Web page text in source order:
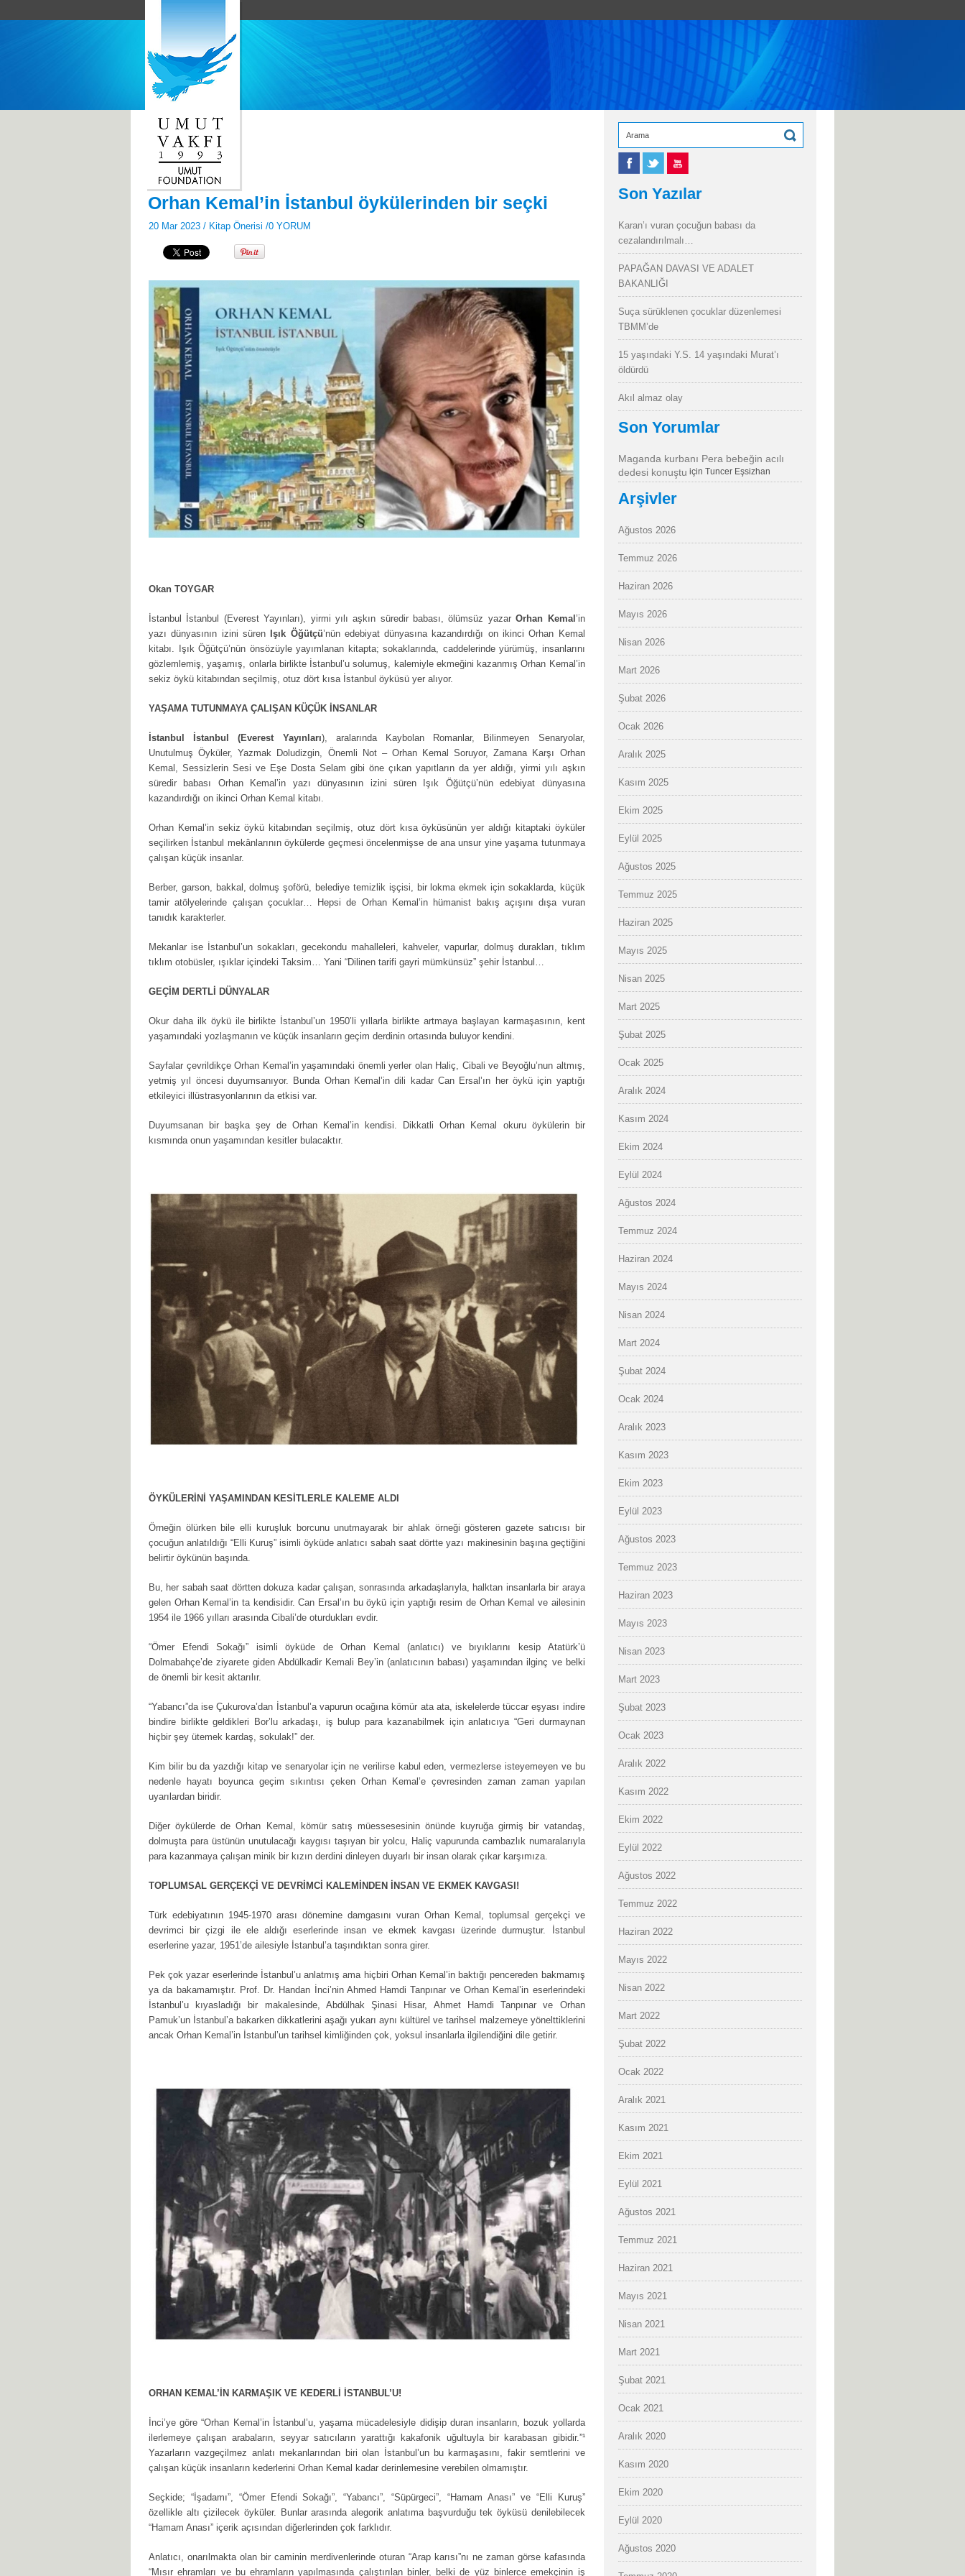
Orhan Kemal’in İstanbul öykülerinden bir seçki
20 Mar 2023 / Kitap Önerisi /0 YORUM
Okan TOYGAR
İstanbul İstanbul (Everest Yayınları), yirmi yılı aşkın süredir babası, ölümsüz yazarOrhan Kemal ’in
yazı dünyasının izini süren
Işık Öğütçü’nün edebiyat dünyasına kazandırdığı on ikinci Orhan Kemal
kitabı. Işık Öğütçü’nün önsözüyle yayımlanan kitapta; sokaklarında, caddelerinde yürümüş, insanlarını
gözlemlemiş, yaşamış, onlarla birlikte İstanbul’u solumuş, kalemiyle ekmeğini kazanmış Orhan Kemal’in
sekiz öykü kitabından seçilmiş, otuz dört kısa İstanbul öyküsü yer alıyor.
YAŞAMA TUTUNMAYA ÇALIŞAN KÜÇÜK İNSANLAR
İstanbul İstanbul (Everest Yayınları), aralarında Kaybolan Romanlar, Bilinmeyen Senaryolar,
Unutulmuş Öyküler, Yazmak Doludizgin, Önemli Not – Orhan Kemal Soruyor, Zamana Karşı Orhan
Kemal, Sessizlerin Sesi ve Eşe Dosta Selam gibi öne çıkan yapıtların da yer aldığı, yirmi yılı aşkın
süredir babası Orhan Kemal’in yazı dünyasının izini süren Işık Öğütçü’nün edebiyat dünyasına
kazandırdığı on ikinci Orhan Kemal kitabı.
Orhan Kemal’in sekiz öykü kitabından seçilmiş, otuz dört kısa öyküsünün yer aldığı kitaptaki öyküler
seçilirken İstanbul mekânlarının öykülerde geçmesi öncelenmişse de ana unsur yine yaşama tutunmaya
çalışan küçük insanlar.
Berber, garson, bakkal, dolmuş şoförü, belediye temizlik işçisi, bir lokma ekmek için sokaklarda, küçük
tamir atölyelerinde çalışan çocuklar… Hepsi de Orhan Kemal’in hümanist bakış açışını dışa vuran
tanıdık karakterler.
Mekanlar ise İstanbul’un sokakları, gecekondu mahalleleri, kahveler, vapurlar, dolmuş durakları, tıklım
tıklım otobüsler, ışıklar içindeki Taksim… Yani “Dilinen tarifi gayri mümkünsüz” şehir İstanbul…
GEÇİM DERTLİ DÜNYALAR
Okur daha ilk öykü ile birlikte İstanbul’un 1950’li yıllarla birlikte artmaya başlayan karmaşasının, kent
yaşamındaki yozlaşmanın ve küçük insanların geçim derdinin ortasında buluyor kendini.
Sayfalar çevrildikçe Orhan Kemal’in yaşamındaki önemli yerler olan Haliç, Cibali ve Beyoğlu’nun altmış,
yetmiş yıl öncesi duyumsanıyor. Bunda Orhan Kemal’in dili kadar Can Ersal’ın her öykü için yaptığı
etkileyici illüstrasyonlarının da etkisi var.
Duyumsanan bir başka şey de Orhan Kemal’in kendisi. Dikkatli Orhan Kemal okuru öykülerin bir
kısmında onun yaşamından kesitler bulacaktır.
ÖYKÜLERİNİ YAŞAMINDAN KESİTLERLE KALEME ALDI
Örneğin ölürken bile elli kuruşluk borcunu unutmayarak bir ahlak örneği gösteren gazete satıcısı bir
çocuğun anlatıldığı “Elli Kuruş” isimli öyküde anlatıcı sabah saat dörtte yazı makinesinin başına geçtiğini
belirtir öykünün başında.
Bu, her sabah saat dörtten dokuza kadar çalışan, sonrasında arkadaşlarıyla, halktan insanlarla bir araya
gelen Orhan Kemal’in ta kendisidir. Can Ersal’ın bu öykü için yaptığı resim de Orhan Kemal ve ailesinin
1954 ile 1966 yılları arasında Cibali’de oturdukları evdir.
“Ömer Efendi Sokağı” isimli öyküde de Orhan Kemal (anlatıcı) ve bıyıklarını kesip Atatürk’ü
Dolmabahçe’de ziyarete giden Abdülkadir Kemali Bey’in (anlatıcının babası) yaşamından ilginç ve belki
de önemli bir kesit aktarılır.
“Yabancı”da ise Çukurova’dan İstanbul’a vapurun ocağına kömür ata ata, iskelelerde tüccar eşyası indire
bindire birlikte geldikleri Bor’lu arkadaşı, iş bulup para kazanabilmek için anlatıcıya “Geri durmaynan
hiçbir şey ütemek kardaş, sokulak!” der.
Kim bilir bu da yazdığı kitap ve senaryolar için ne verilirse kabul eden, vermezlerse isteyemeyen ve bu
nedenle hayatı boyunca geçim sıkıntısı çeken Orhan Kemal’e çevresinden zaman zaman yapılan
uyarılardan biridir.
Diğer öykülerde de Orhan Kemal, kömür satış müessesesinin önünde kuyruğa girmiş bir vatandaş,
dolmuşta para üstünün unutulacağı kaygısı taşıyan bir yolcu, Haliç vapurunda cambazlık numaralarıyla
para kazanmaya çalışan minik bir kızın derdini dinleyen duyarlı bir insan olarak çıkar karşımıza.
TOPLUMSAL GERÇEKÇİ VE DEVRİMCİ KALEMİNDEN İNSAN VE EKMEK KAVGASI!
Türk edebiyatının 1945-1970 arası dönemine damgasını vuran Orhan Kemal, toplumsal gerçekçi ve
devrimci bir çizgi ile ele aldığı eserlerinde insan ve ekmek kavgası üzerinde durmuştur. İstanbul
eserlerine yazar, 1951’de ailesiyle İstanbul’a taşındıktan sonra girer.
Pek çok yazar eserlerinde İstanbul’u anlatmış ama hiçbiri Orhan Kemal’in baktığı pencereden bakmamış
ya da bakamamıştır. Prof. Dr. Handan İnci’nin Ahmed Hamdi Tanpınar ve Orhan Kemal’in eserlerindeki
İstanbul’u kıyasladığı bir makalesinde, Abdülhak Şinasi Hisar, Ahmet Hamdi Tanpınar ve Orhan
Pamuk’un İstanbul’a bakarken dikkatlerini aşağı yukarı aynı kültürel ve tarihsel malzemeye yönelttiklerini
ancak Orhan Kemal’in İstanbul’un tarihsel kimliğinden çok, yoksul insanlarla ilgilendiğini dile getirir.
ORHAN KEMAL’İN KARMAŞIK VE KEDERLİ İSTANBUL’U!
İnci’ye göre “Orhan Kemal’in İstanbul’u, yaşama mücadelesiyle didişip duran insanların, bozuk yollarda
ilerlemeye çalışan arabaların, seyyar satıcıların yarattığı kakafonik uğultuyla bir karabasan gibidir.”¹
Yazarların vazgeçilmez anlatı mekanlarından biri olan İstanbul’un bu karmaşasını, fakir semtlerini ve
çalışan küçük insanların kederlerini Orhan Kemal kadar derinlemesine verebilen olmamıştır.
Seçkide; “İşadamı”, “Ömer Efendi Sokağı”, “Yabancı”, “Süpürgeci”, “Hamam Anası” ve “Elli Kuruş”
özellikle altı çizilecek öyküler. Bunlar arasında alegorik anlatıma başvurduğu tek öyküsü denilebilecek
“Hamam Anası” içerik açısından diğerlerinden çok farklıdır.
Anlatıcı, onarılmakta olan bir caminin merdivenlerinde oturan “Arap karısı”nı ne zaman görse kafasında
“Mısır ehramları ve bu ehramların yapılmasında çalıştırılan binler, belki de yüz binlerce emekçinin iş
Son Yazılar
Karan’ı vuran çocuğun babası da
cezalandırılmalı…
PAPAĞAN DAVASI VE ADALET
BAKANLIĞI
Suça sürüklenen çocuklar düzenlemesi
TBMM’de
15 yaşındaki Y.S. 14 yaşındaki Murat’ı
öldürdü
Akıl almaz olay
Son Yorumlar
Maganda kurbanı Pera bebeğin acılı
dedesi konuştu için Tuncer Eşsizhan
Arşivler
Ağustos 2026
Temmuz 2026
Haziran 2026
Mayıs 2026
Nisan 2026
Mart 2026
Şubat 2026
Ocak 2026
Aralık 2025
Kasım 2025
Ekim 2025
Eylül 2025
Ağustos 2025
Temmuz 2025
Haziran 2025
Mayıs 2025
Nisan 2025
Mart 2025
Şubat 2025
Ocak 2025
Aralık 2024
Kasım 2024
Ekim 2024
Eylül 2024
Ağustos 2024
Temmuz 2024
Haziran 2024
Mayıs 2024
Nisan 2024
Mart 2024
Şubat 2024
Ocak 2024
Aralık 2023
Kasım 2023
Ekim 2023
Eylül 2023
Ağustos 2023
Temmuz 2023
Haziran 2023
Mayıs 2023
Nisan 2023
Mart 2023
Şubat 2023
Ocak 2023
Aralık 2022
Kasım 2022
Ekim 2022
Eylül 2022
Ağustos 2022
Temmuz 2022
Haziran 2022
Mayıs 2022
Nisan 2022
Mart 2022
Şubat 2022
Ocak 2022
Aralık 2021
Kasım 2021
Ekim 2021
Eylül 2021
Ağustos 2021
Temmuz 2021
Haziran 2021
Mayıs 2021
Nisan 2021
Mart 2021
Şubat 2021
Ocak 2021
Aralık 2020
Kasım 2020
Ekim 2020
Eylül 2020
Ağustos 2020